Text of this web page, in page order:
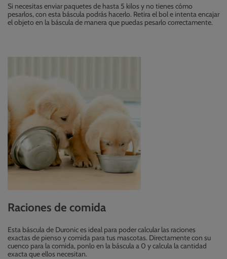
Si necesitas enviar paquetes de hasta 5 kilos y no tienes cómo
pesarlos, con esta báscula podrás hacerlo. Retira el bol e intenta encajar
el objeto en la báscula de manera que puedas pesarlo correctamente.
Raciones de comida
Esta báscula de Duronic es ideal para poder calcular las raciones
exactas de pienso y comida para tus mascotas. Directamente con su
cuenco para la comida, ponlo en la báscula a 0 y calcula la cantidad
exacta que ellos necesitan.